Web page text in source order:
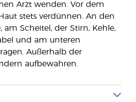
Arzt wenden. Vor dem
stets verdünnen. An den
am Scheitel, der Stirn, Kehle,
und am unteren
Außerhalb der
aufbewahren.